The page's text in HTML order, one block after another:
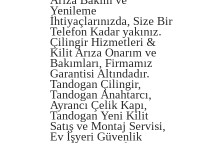
Yenileme
İhtiyaçlarınızda, Size Bir
Telefon Kadar yakınız.
Çilingir Hizmetleri &
Kilit Arıza Onarım ve
Bakımları, Firmamız
Garantisi Altındadır.
Tandogan Çilingir,
Tandogan Anahtarcı,
Ayrancı Çelik Kapı,
Tandogan Yeni Kilit
Satış ve Montaj Servisi,
Ev İşyeri Güvenlik